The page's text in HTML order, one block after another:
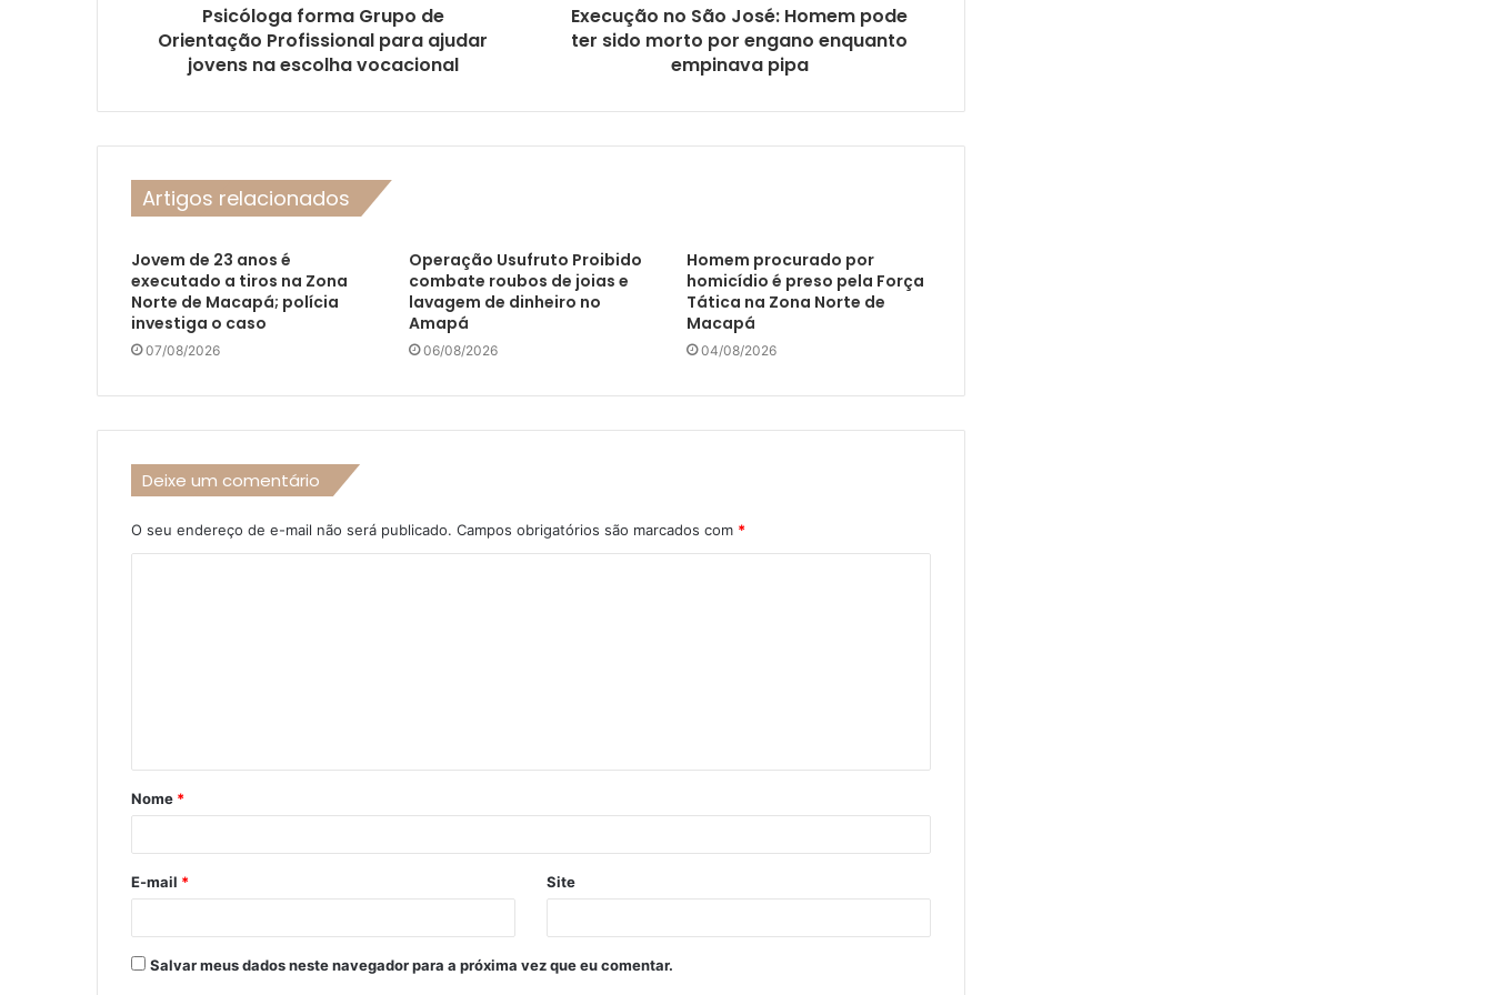
Psicóloga forma Grupo de
Orientação Profissional para ajudar
jovens na escolha vocacional
Execução no São José: Homem pode
ter sido morto por engano enquanto
empinava pipa
Artigos relacionados
Jovem de 23 anos é
executado a tiros na Zona
Norte de Macapá; polícia
investiga o caso
07/08/2026
Operação Usufruto Proibido
combate roubos de joias e
lavagem de dinheiro no
Amapá
06/08/2026
Homem procurado por
homicídio é preso pela Força
Tática na Zona Norte de
Macapá
04/08/2026
Deixe um comentário
O seu endereço de e-mail não será publicado. Campos obrigatórios são marcados com *
á
r
*
Nome *
E-mail * Site
Salvar meus dados neste navegador para a próxima vez que eu comentar.